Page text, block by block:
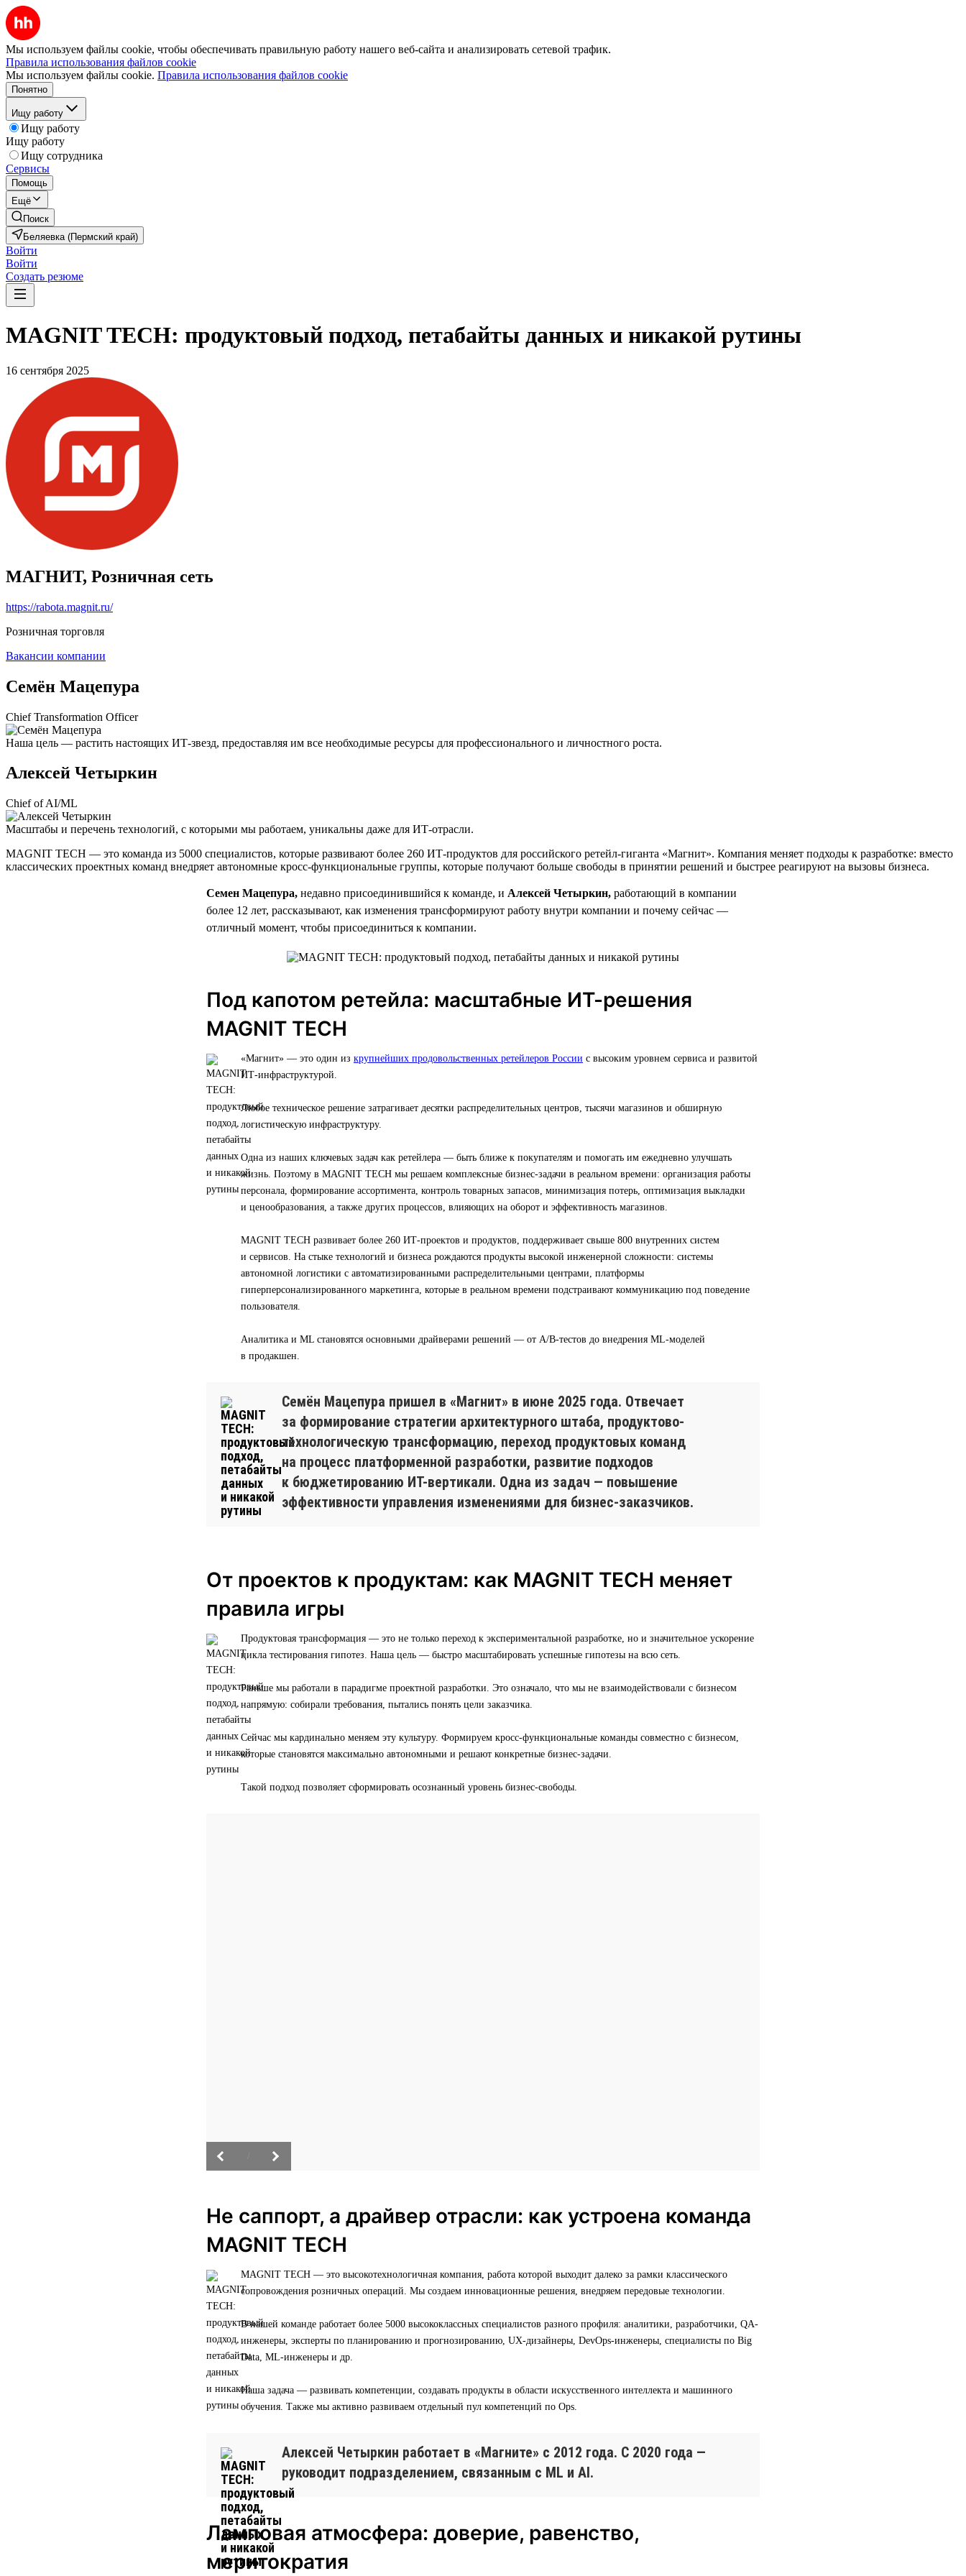
Мы используем файлы cookie, чтобы обеспечивать правильную работу нашего веб-сайта и анализировать сетевой трафик.
Правила использования файлов cookie
Мы используем файлы cookie. Правила использования файлов cookie
Понятно
Ищу работу
Ищу работу
Ищу работу
Ищу сотрудника
Сервисы
Помощь
Ещё
Поиск
Беляевка (Пермский край)
Войти
Войти
Создать резюме
MAGNIT TECH: продуктовый подход, петабайты данных и никакой рутины
16 сентября 2025
МАГНИТ, Розничная сеть
https://rabota.magnit.ru/
Розничная торговля
Вакансии компании
Семён Мацепура
Chief Transformation Officer
Наша цель — растить настоящих ИТ-звезд, предоставляя им все необходимые ресурсы для профессионального и личностного роста.
Алексей Четыркин
Chief of AI/ML
Масштабы и перечень технологий, с которыми мы работаем, уникальны даже для ИТ-отрасли.
MAGNIT TECH — это команда из 5000 специалистов, которые развивают более 260 ИТ-продуктов для российского ретейл-гиганта «Магнит». Компания меняет подходы к разработке: вместо
классических проектных команд внедряет автономные кросс-функциональные группы, которые получают больше свободы в принятии решений и быстрее реагируют на вызовы бизнеса.
Семен Мацепура, недавно присоединившийся к команде, и Алексей Четыркин, работающий в компании
более 12 лет, рассказывают, как изменения трансформируют работу внутри компании и почему сейчас —
отличный момент, чтобы присоединиться к компании.
Под капотом ретейла: масштабные ИТ-решения
MAGNIT TECH
«Магнит» — это один из крупнейших продовольственных ретейлеров России с высоким уровнем сервиса и развитой
ИТ-инфраструктурой.
Любое техническое решение затрагивает десятки распределительных центров, тысячи магазинов и обширную
логистическую инфраструктуру.
Одна из наших ключевых задач как ретейлера — быть ближе к покупателям и помогать им ежедневно улучшать
жизнь. Поэтому в MAGNIT TECH мы решаем комплексные бизнес-задачи в реальном времени: организация работы
персонала, формирование ассортимента, контроль товарных запасов, минимизация потерь, оптимизация выкладки
и ценообразования, а также других процессов, влияющих на оборот и эффективность магазинов.
MAGNIT TECH развивает более 260 ИТ-проектов и продуктов, поддерживает свыше 800 внутренних систем
и сервисов. На стыке технологий и бизнеса рождаются продукты высокой инженерной сложности: системы
автономной логистики с автоматизированными распределительными центрами, платформы
гиперперсонализированного маркетинга, которые в реальном времени подстраивают коммуникацию под поведение
пользователя.
Аналитика и ML становятся основными драйверами решений — от A/B-тестов до внедрения ML-моделей
в продакшен.
Семён Мацепура пришел в «Магнит» в июне 2025 года. Отвечает
за формирование стратегии архитектурного штаба, продуктово-
технологическую трансформацию, переход продуктовых команд
на процесс платформенной разработки, развитие подходов
к бюджетированию ИТ-вертикали. Одна из задач — повышение
эффективности управления изменениями для бизнес-заказчиков.
От проектов к продуктам: как MAGNIT TECH меняет
правила игры
Продуктовая трансформация — это не только переход к экспериментальной разработке, но и значительное ускорение
цикла тестирования гипотез. Наша цель — быстро масштабировать успешные гипотезы на всю сеть.
Раньше мы работали в парадигме проектной разработки. Это означало, что мы не взаимодействовали с бизнесом
напрямую: собирали требования, пытались понять цели заказчика.
Сейчас мы кардинально меняем эту культуру. Формируем кросс-функциональные команды совместно с бизнесом,
которые становятся максимально автономными и решают конкретные бизнес-задачи.
Такой подход позволяет сформировать осознанный уровень бизнес-свободы.
Не саппорт, а драйвер отрасли: как устроена команда
MAGNIT TECH
MAGNIT TECH — это высокотехнологичная компания, работа которой выходит далеко за рамки классического
сопровождения розничных операций. Мы создаем инновационные решения, внедряем передовые технологии.
В нашей команде работает более 5000 высококлассных специалистов разного профиля: аналитики, разработчики, QA-
инженеры, эксперты по планированию и прогнозированию, UX-дизайнеры, DevOps-инженеры, специалисты по Big
Data, ML-инженеры и др.
Наша задача — развивать компетенции, создавать продукты в области искусственного интеллекта и машинного
обучения. Также мы активно развиваем отдельный пул компетенций по Ops.
Алексей Четыркин работает в «Магните» с 2012 года. С 2020 года —
руководит подразделением, связанным с ML и AI.
Ламповая атмосфера: доверие, равенство,
меритократия